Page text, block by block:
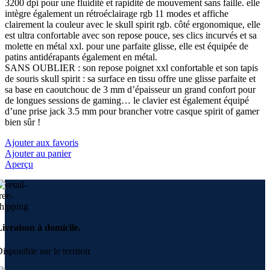
3200 dpi pour une fluidité et rapidité de mouvement sans faille. elle
intègre également un rétroéclairage rgb 11 modes et affiche
clairement la couleur avec le skull spirit rgb. côté ergonomique, elle
est ultra confortable avec son repose pouce, ses clics incurvés et sa
molette en métal xxl. pour une parfaite glisse, elle est équipée de
patins antidérapants également en métal.
SANS OUBLIER : son repose poignet xxl confortable et son tapis
de souris skull spirit : sa surface en tissu offre une glisse parfaite et
sa base en caoutchouc de 3 mm d’épaisseur un grand confort pour
de longues sessions de gaming… le clavier est également équipé
d’une prise jack 3.5 mm pour brancher votre casque spirit of gamer
bien sûr !
Ajouter aux favoris
Ajouter au panier
Aperçu
à domicile.
sur le territoir